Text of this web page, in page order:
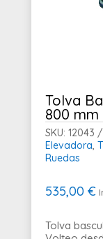
Tolva
800 mm
SKU: 12043
Elevadora,
Ruedas
535,00 €
Tolva